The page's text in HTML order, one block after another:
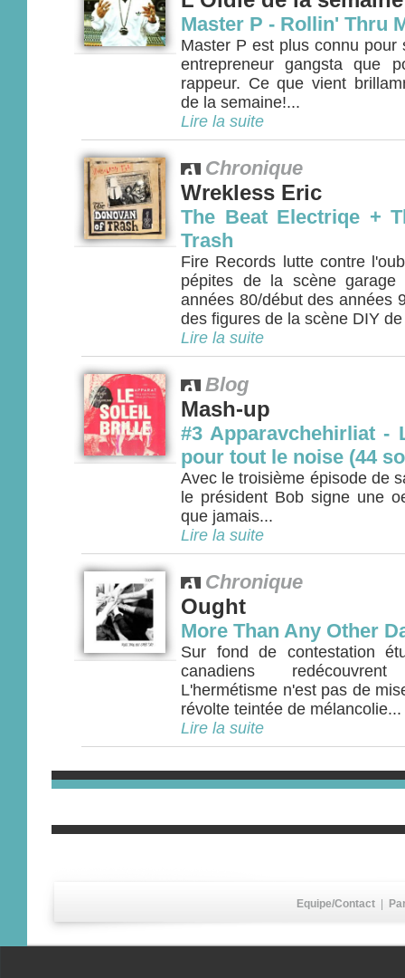
Master P - Rollin' Thru
Master P est plus connu pour
entrepreneur gangsta que
rappeur. Ce que vient
de la semaine!...
Lire la suite
Chronique
Wrekless Eric
The Beat Electriqe +
Trash
Fire Records lutte contre
pépites de la scène
années 80/début des années
des figures de la scène DIY
Lire la suite
Blog
Mash-up
#3 Apparavchehirliat -
pour tout le noise (44
Avec le troisième épisode de
le président Bob signe une
que jamais...
Lire la suite
Chronique
Ought
More Than Any Other
Sur fond de contestation
canadiens
L'hermétisme n'est pas de
révolte teintée de mélancolie...
Lire la suite
Equipe/Contact